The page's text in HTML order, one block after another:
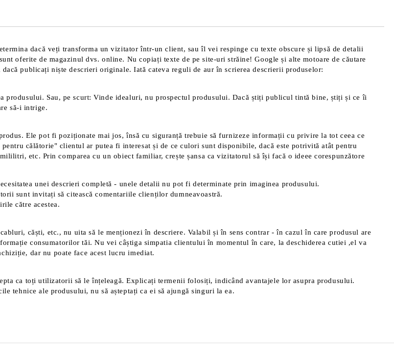
dacă veți transforma un vizitator într-un client, sau îl vei respinge cu texte obscure și lipsă de detalii
oferite de magazinul dvs. online. Nu copiați texte de pe site-uri străine! Google și alte motoare de căutare
publicați niște descrieri originale. Iată cateva reguli de aur în scrierea descrierii produselor:
produsului. Sau, pe scurt: Vinde idealuri, nu prospectul produsului. Dacă știți publicul tintă bine, știți și ce îi
să-i intrige.
Ele pot fi poziționate mai jos, însă cu siguranță trebuie să furnizeze informații cu privire la tot ceea ce
călătorie" clientul ar putea fi interesat și de ce culori sunt disponibile, dacă este potrivită atât pentru
etc. Prin comparea cu un obiect familiar, crește șansa ca vizitatorul să își facă o ideee corespunzătore
unei descrieri completă - unele detalii nu pot fi determinate prin imaginea produsului.
sunt invitați să citească comentariile clienților dumneavoastră.
către acestea.
căști, etc., nu uita să le menționezi în descriere. Valabil și în sens contrar - în cazul în care produsul are
consumatorilor tăi. Nu vei câștiga simpatia clientului în momentul în care, la deschiderea cutiei ,el va
dar nu poate face acest lucru imediat.
ca toți utilizatorii să le înțeleagă. Explicați termenii folosiți, indicând avantajele lor asupra produsului.
tehnice ale produsului, nu să așteptați ca ei să ajungă singuri la ea.